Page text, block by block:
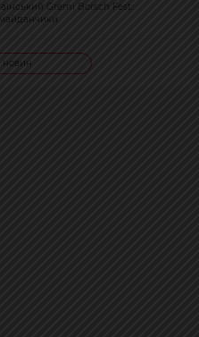
Gremi Borsch Fest:
майданчики
новин